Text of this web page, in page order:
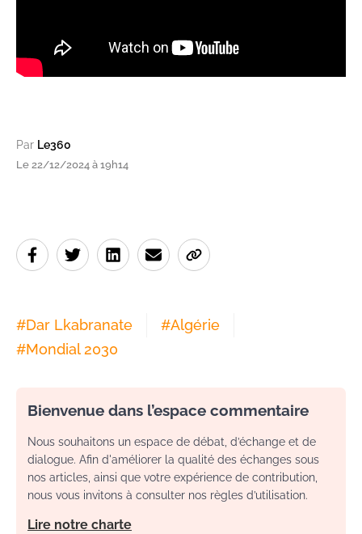
Par Le360
Le 22/12/2024 à 19h14
#Dar Lkabranate #Algérie
#Mondial 2030
Bienvenue dans l’espace commentaire
Nous souhaitons un espace de débat, d’échange et de
dialogue. Afin d'améliorer la qualité des échanges sous
nos articles, ainsi que votre expérience de contribution,
nous vous invitons à consulter nos règles d’utilisation.
Lire notre charte